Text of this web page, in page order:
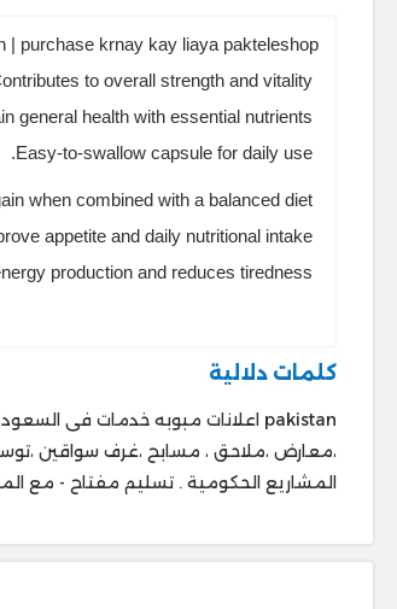
| purchase krnay kay liaya pakteleshop
to overall strength and vitality.
general health with essential nutrients.
Easy-to-swallow capsule for daily use.
when combined with a balanced diet.
appetite and daily nutritional intake.
production and reduces tiredness.
كلمات دلالية
المشاريع الحكومية . ‎تسليم مفتاح - مع الموا